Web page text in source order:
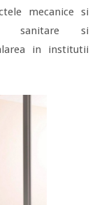
mecanice si
sanitare si
in institutii